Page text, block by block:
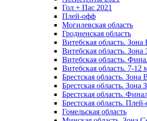
Гол + Пас 2021
Плей-офф
Могилевская область
Гродненская область
Витебская область. Зона
Витебская область. Зона
Витебская область.
Витебская область. 7-12
Брестская область. Зона
Брестская область. Зона
Брестская область.
Брестская область.
Гомельская область